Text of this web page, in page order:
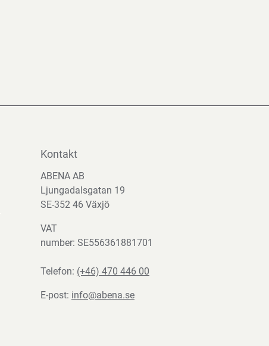
Kontakt
ABENA AB
Ljungadalsgatan 19
SE-352 46 Växjö
VAT
number: SE556361881701
Telefon: (+46) 470 446 00
E-post: info@abena.se